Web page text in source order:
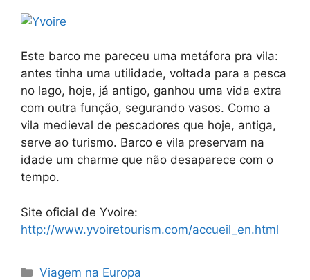
Este barco me pareceu uma metáfora pra vila:
antes tinha uma utilidade, voltada para a pesca
no lago, hoje, já antigo, ganhou uma vida extra
com outra função, segurando vasos. Como a
vila medieval de pescadores que hoje, antiga,
serve ao turismo. Barco e vila preservam na
idade um charme que não desaparece com o
tempo.
Site oficial de Yvoire:
http://www.yvoiretourism.com/accueil_en.html
Categorias
Viagem na Europa